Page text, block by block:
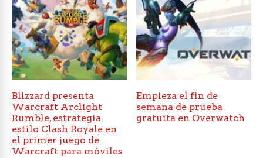
Blizzard presenta
Warcraft Arclight
Rumble, estrategia
estilo Clash Royale en
el primer juego de
Warcraft para móviles
Empieza el fin de
semana de prueba
gratuita en Overwatch